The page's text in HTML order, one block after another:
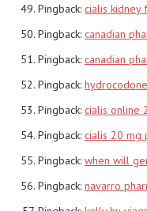
Pingback: cialis kidney
Pingback: canadian
Pingback: canadian
Pingback:
Pingback: cialis online
Pingback: cialis 20 mg
Pingback: when will
Pingback: navarro